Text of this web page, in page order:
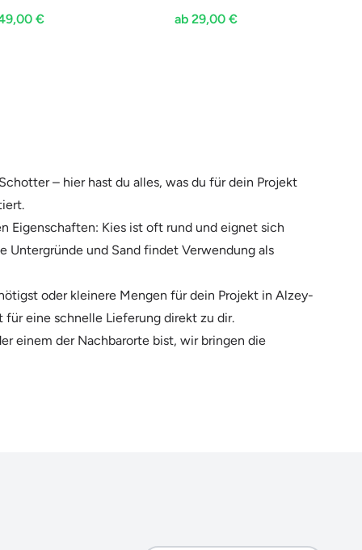
€ ab 29,00 €
– hier hast du alles, was du für dein Projekt
Eigenschaften: Kies ist oft rund und eignet sich
Untergründe und Sand findet Verwendung als
oder kleinere Mengen für dein Projekt in Alzey-
für eine schnelle Lieferung direkt zu dir.
einem der Nachbarorte bist, wir bringen die